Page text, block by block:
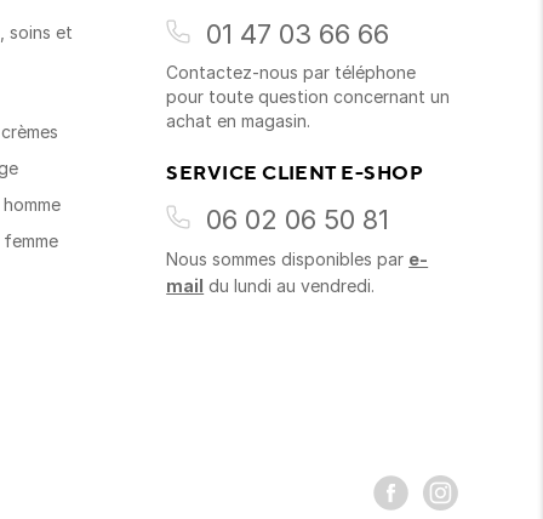
soins et 01 47 03 66 66
Contactez-nous par téléphone
pour toute question concernant un
achat en magasin.
SERVICE CLIENT E-SHOP
06 02 06 50 81
Nous sommes disponibles par e-
mail du lundi au vendredi.